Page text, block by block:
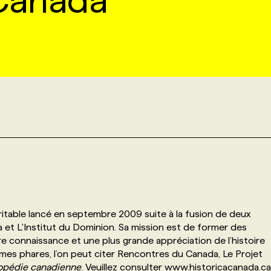
lancé en septembre 2009 suite à la fusion de deux
et L'Institut du Dominion. Sa mission est de former des
connaissance et une plus grande appréciation de l’histoire
phares, l’on peut citer Rencontres du Canada, Le Projet
canadienne. Veuillez consulter www.historicacanada.ca